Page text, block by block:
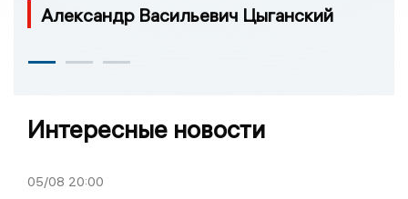
Александр Васильевич Цыганский
Интересные новости
05/08 20:00